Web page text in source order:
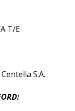
T/E
S.A.